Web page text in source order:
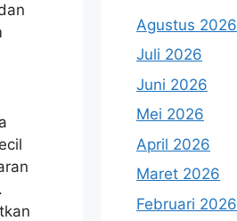
Agustus 2026
Juli 2026
Juni 2026
Mei 2026
April 2026
Maret 2026
Februari 2026